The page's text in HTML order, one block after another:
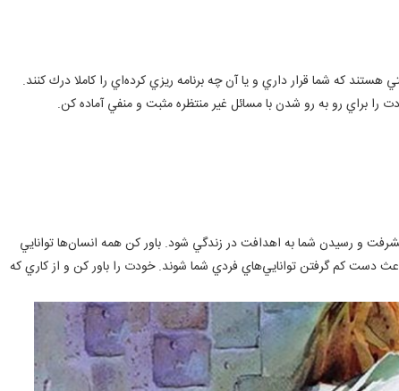
كه شما قرار داري و يا آن‌ چه برنامه ريزي كرده‌اي را كاملا درك كنند.
را براي رو به رو شدن با مسائل غير منتظره مثبت و منفي آماده كن.
و رسيدن شما به اهدافت در زندگي شود. باور كن همه انسان‌ها توانايي
دست كم گرفتن توانايي‌هاي فردي شما شوند. خودت را باور كن و از كاري كه